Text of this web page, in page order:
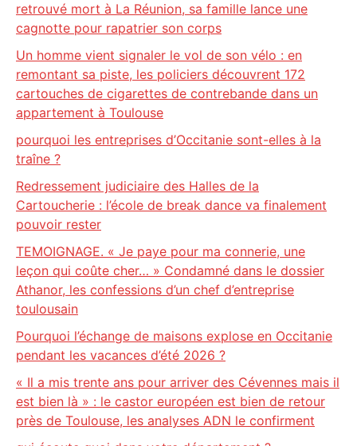
retrouvé mort à La Réunion, sa famille lance une
cagnotte pour rapatrier son corps
Un homme vient signaler le vol de son vélo : en
remontant sa piste, les policiers découvrent 172
cartouches de cigarettes de contrebande dans un
appartement à Toulouse
pourquoi les entreprises d’Occitanie sont-elles à la
traîne ?
Redressement judiciaire des Halles de la
Cartoucherie : l’école de break dance va finalement
pouvoir rester
TEMOIGNAGE. « Je paye pour ma connerie, une
leçon qui coûte cher… » Condamné dans le dossier
Athanor, les confessions d’un chef d’entreprise
toulousain
Pourquoi l’échange de maisons explose en Occitanie
pendant les vacances d’été 2026 ?
« Il a mis trente ans pour arriver des Cévennes mais il
est bien là » : le castor européen est bien de retour
près de Toulouse, les analyses ADN le confirment